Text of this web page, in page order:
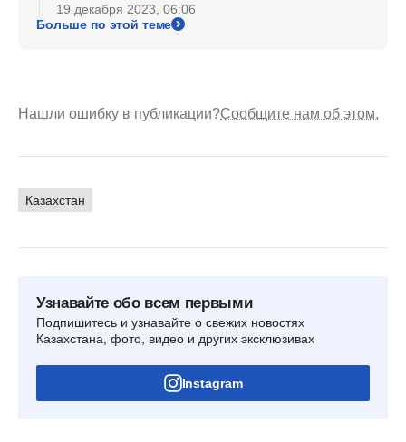
19 декабря 2023, 06:06
Больше по этой теме
Нашли ошибку в публикации?Сообщите нам об этом.
Казахстан
Узнавайте обо всем первыми
Подпишитесь и узнавайте о свежих новостях
Казахстана, фото, видео и других эксклюзивах
Instagram